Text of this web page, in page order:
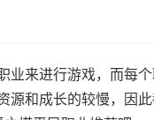
业来进行游戏，而每
源和成长的较慢，因